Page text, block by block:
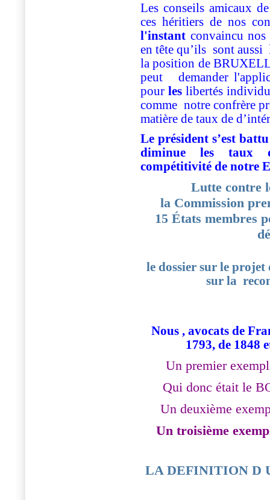
Les conseils amicaux
ces héritiers de nos
l'instant convaincu
en tête qu’ils sont aussi
la position de
peut
demander
pour les libertés
comme notre confrère
matière de taux de
Le président s’est
diminue les taux
compétitivité de notre
Lutte contre
la Commission
15 États membres
le dossier sur le
sur la
Nous , avocats de
1793, de 1848
Un premier
Qui donc était le
Un deuxième
Un troisième
LA DEFINITION D